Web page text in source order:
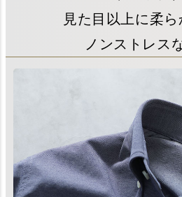
見た目以上に柔ら
ノンストレス